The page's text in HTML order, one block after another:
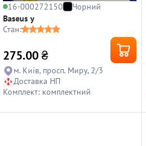
16-000272150
Чорний
Baseus y
Стан:
275.00₴
м. Київ, просп. Миру, 2/3
Доставка НП
Комплект: комплектний